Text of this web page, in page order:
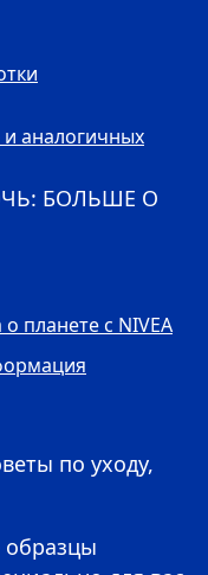
аналогичных
БОЛЬШЕ О
о планете с NIVEA
по уходу,
образцы